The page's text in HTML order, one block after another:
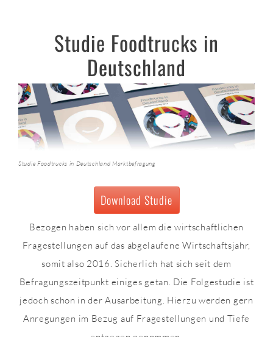
Studie Foodtrucks in
Deutschland
Studie Foodtrucks in Deutschland Marktbefragung
Download Studie
Bezogen haben sich vor allem die wirtschaftlichen
Fragestellungen auf das abgelaufene Wirtschaftsjahr,
somit also 2016. Sicherlich hat sich seit dem
Befragungszeitpunkt einiges getan. Die Folgestudie ist
jedoch schon in der Ausarbeitung. Hierzu werden gern
Anregungen im Bezug auf Fragestellungen und Tiefe